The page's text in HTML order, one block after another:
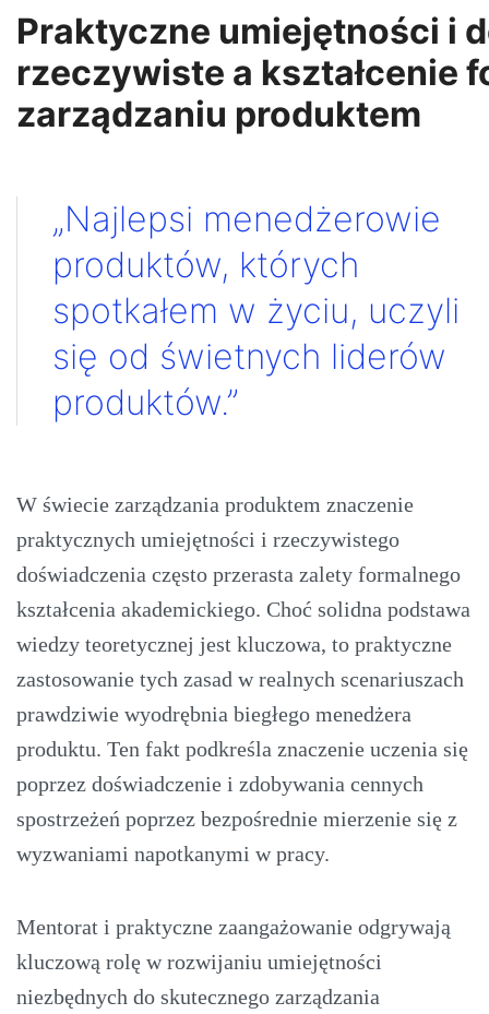
Praktyczne umiejętności i
rzeczywiste a kształcenie
zarządzaniu produktem
„Najlepsi menedżerowie
produktów, których
spotkałem w życiu, uczyli
się od świetnych liderów
produktów.”
W świecie zarządzania produktem znaczenie
praktycznych umiejętności i rzeczywistego
doświadczenia często przerasta zalety formalnego
kształcenia akademickiego. Choć solidna podstawa
wiedzy teoretycznej jest kluczowa, to praktyczne
zastosowanie tych zasad w realnych scenariuszach
prawdziwie wyodrębnia biegłego menedżera
produktu. Ten fakt podkreśla znaczenie uczenia się
poprzez doświadczenie i zdobywania cennych
spostrzeżeń poprzez bezpośrednie mierzenie się z
wyzwaniami napotkanymi w pracy.
Mentorat i praktyczne zaangażowanie odgrywają
kluczową rolę w rozwijaniu umiejętności
niezbędnych do skutecznego zarządzania